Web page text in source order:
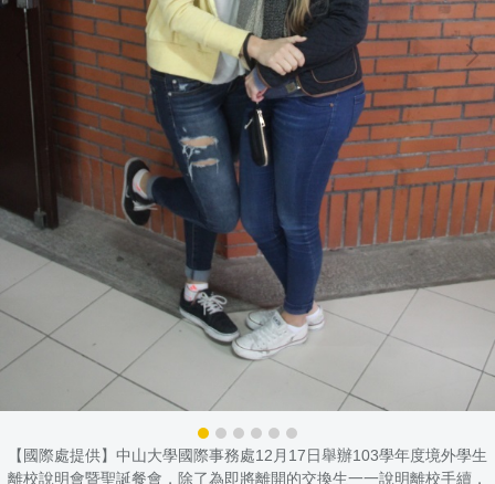
【國際處提供】中山大學國際事務處12月17日舉辦103學年度境外學生
離校說明會暨聖誕餐會，除了為即將離開的交換生一一說明離校手續，